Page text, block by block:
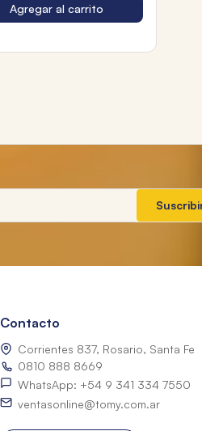
Agregar al carrito
Contacto
Corrientes 837, Rosario, Santa Fe
0810 888 8669
WhatsApp: +54 9 341 334 7550
ventasonline@tomy.com.ar